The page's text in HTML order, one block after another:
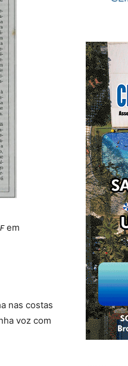
em
nas costas
voz com